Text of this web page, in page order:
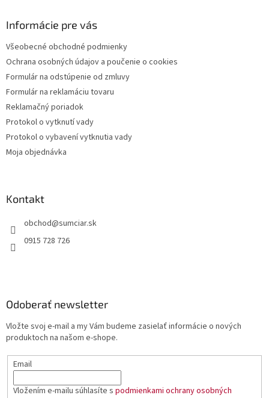
Informácie pre vás
Všeobecné obchodné podmienky
Ochrana osobných údajov a poučenie o cookies
Formulár na odstúpenie od zmluvy
Formulár na reklamáciu tovaru
Reklamačný poriadok
Protokol o vytknutí vady
Protokol o vybavení vytknutia vady
Moja objednávka
Kontakt
obchod@sumciar.sk
0915 728 726
Odoberať newsletter
Vložte svoj e-mail a my Vám budeme zasielať informácie o nových
produktoch na našom e-shope.
Email
Vložením e-mailu súhlasíte s podmienkami ochrany osobných